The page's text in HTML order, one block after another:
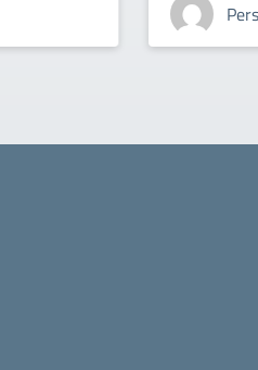
Personale scolastico